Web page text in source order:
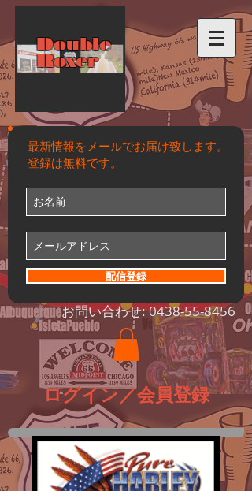
Double
Roxer
お問い合わせ:0438-55-8456
最新情報をメールでお届け致します。
登録は無料です。
配信登録
ログイン／会員登録